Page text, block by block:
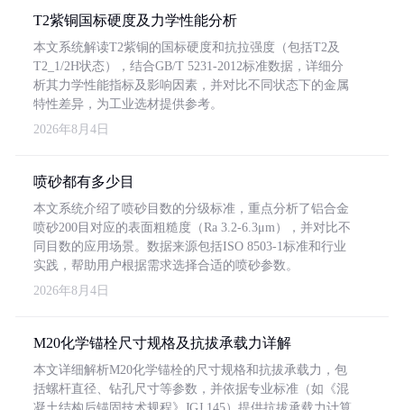
T2紫铜国标硬度及力学性能分析
本文系统解读T2紫铜的国标硬度和抗拉强度（包括T2及
T2_1/2H状态），结合GB/T 5231-2012标准数据，详细分
析其力学性能指标及影响因素，并对比不同状态下的金属
特性差异，为工业选材提供参考。
2026年8月4日
喷砂都有多少目
本文系统介绍了喷砂目数的分级标准，重点分析了铝合金
喷砂200目对应的表面粗糙度（Ra 3.2-6.3μm），并对比不
同目数的应用场景。数据来源包括ISO 8503-1标准和行业
实践，帮助用户根据需求选择合适的喷砂参数。
2026年8月4日
M20化学锚栓尺寸规格及抗拔承载力详解
本文详细解析M20化学锚栓的尺寸规格和抗拔承载力，包
括螺杆直径、钻孔尺寸等参数，并依据专业标准（如《混